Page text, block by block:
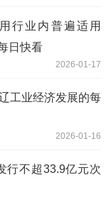
行业内普遍适用
日快看
2026-01-17
工业经济发展的每
2026-01-16
行不超33.9亿元次